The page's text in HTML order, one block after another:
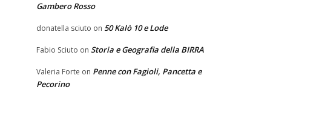
Gambero Rosso
donatella sciuto on 50 Kalò 10 e Lode
Fabio Sciuto on Storia e Geografia della BIRRA
Valeria Forte on Penne con Fagioli, Pancetta e
Pecorino